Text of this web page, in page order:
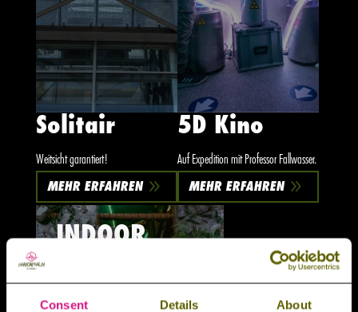
Consent Details About
Solitair
Weitsicht garantiert!
9
MEHR ERFAHREN
5D Kino
Auf Expedition mit Professor Fallwasser.
9
MEHR ERFAHREN
INDOOR